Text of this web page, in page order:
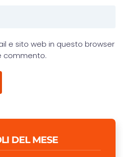
e sito web in questo browser
commento.
DEL MESE